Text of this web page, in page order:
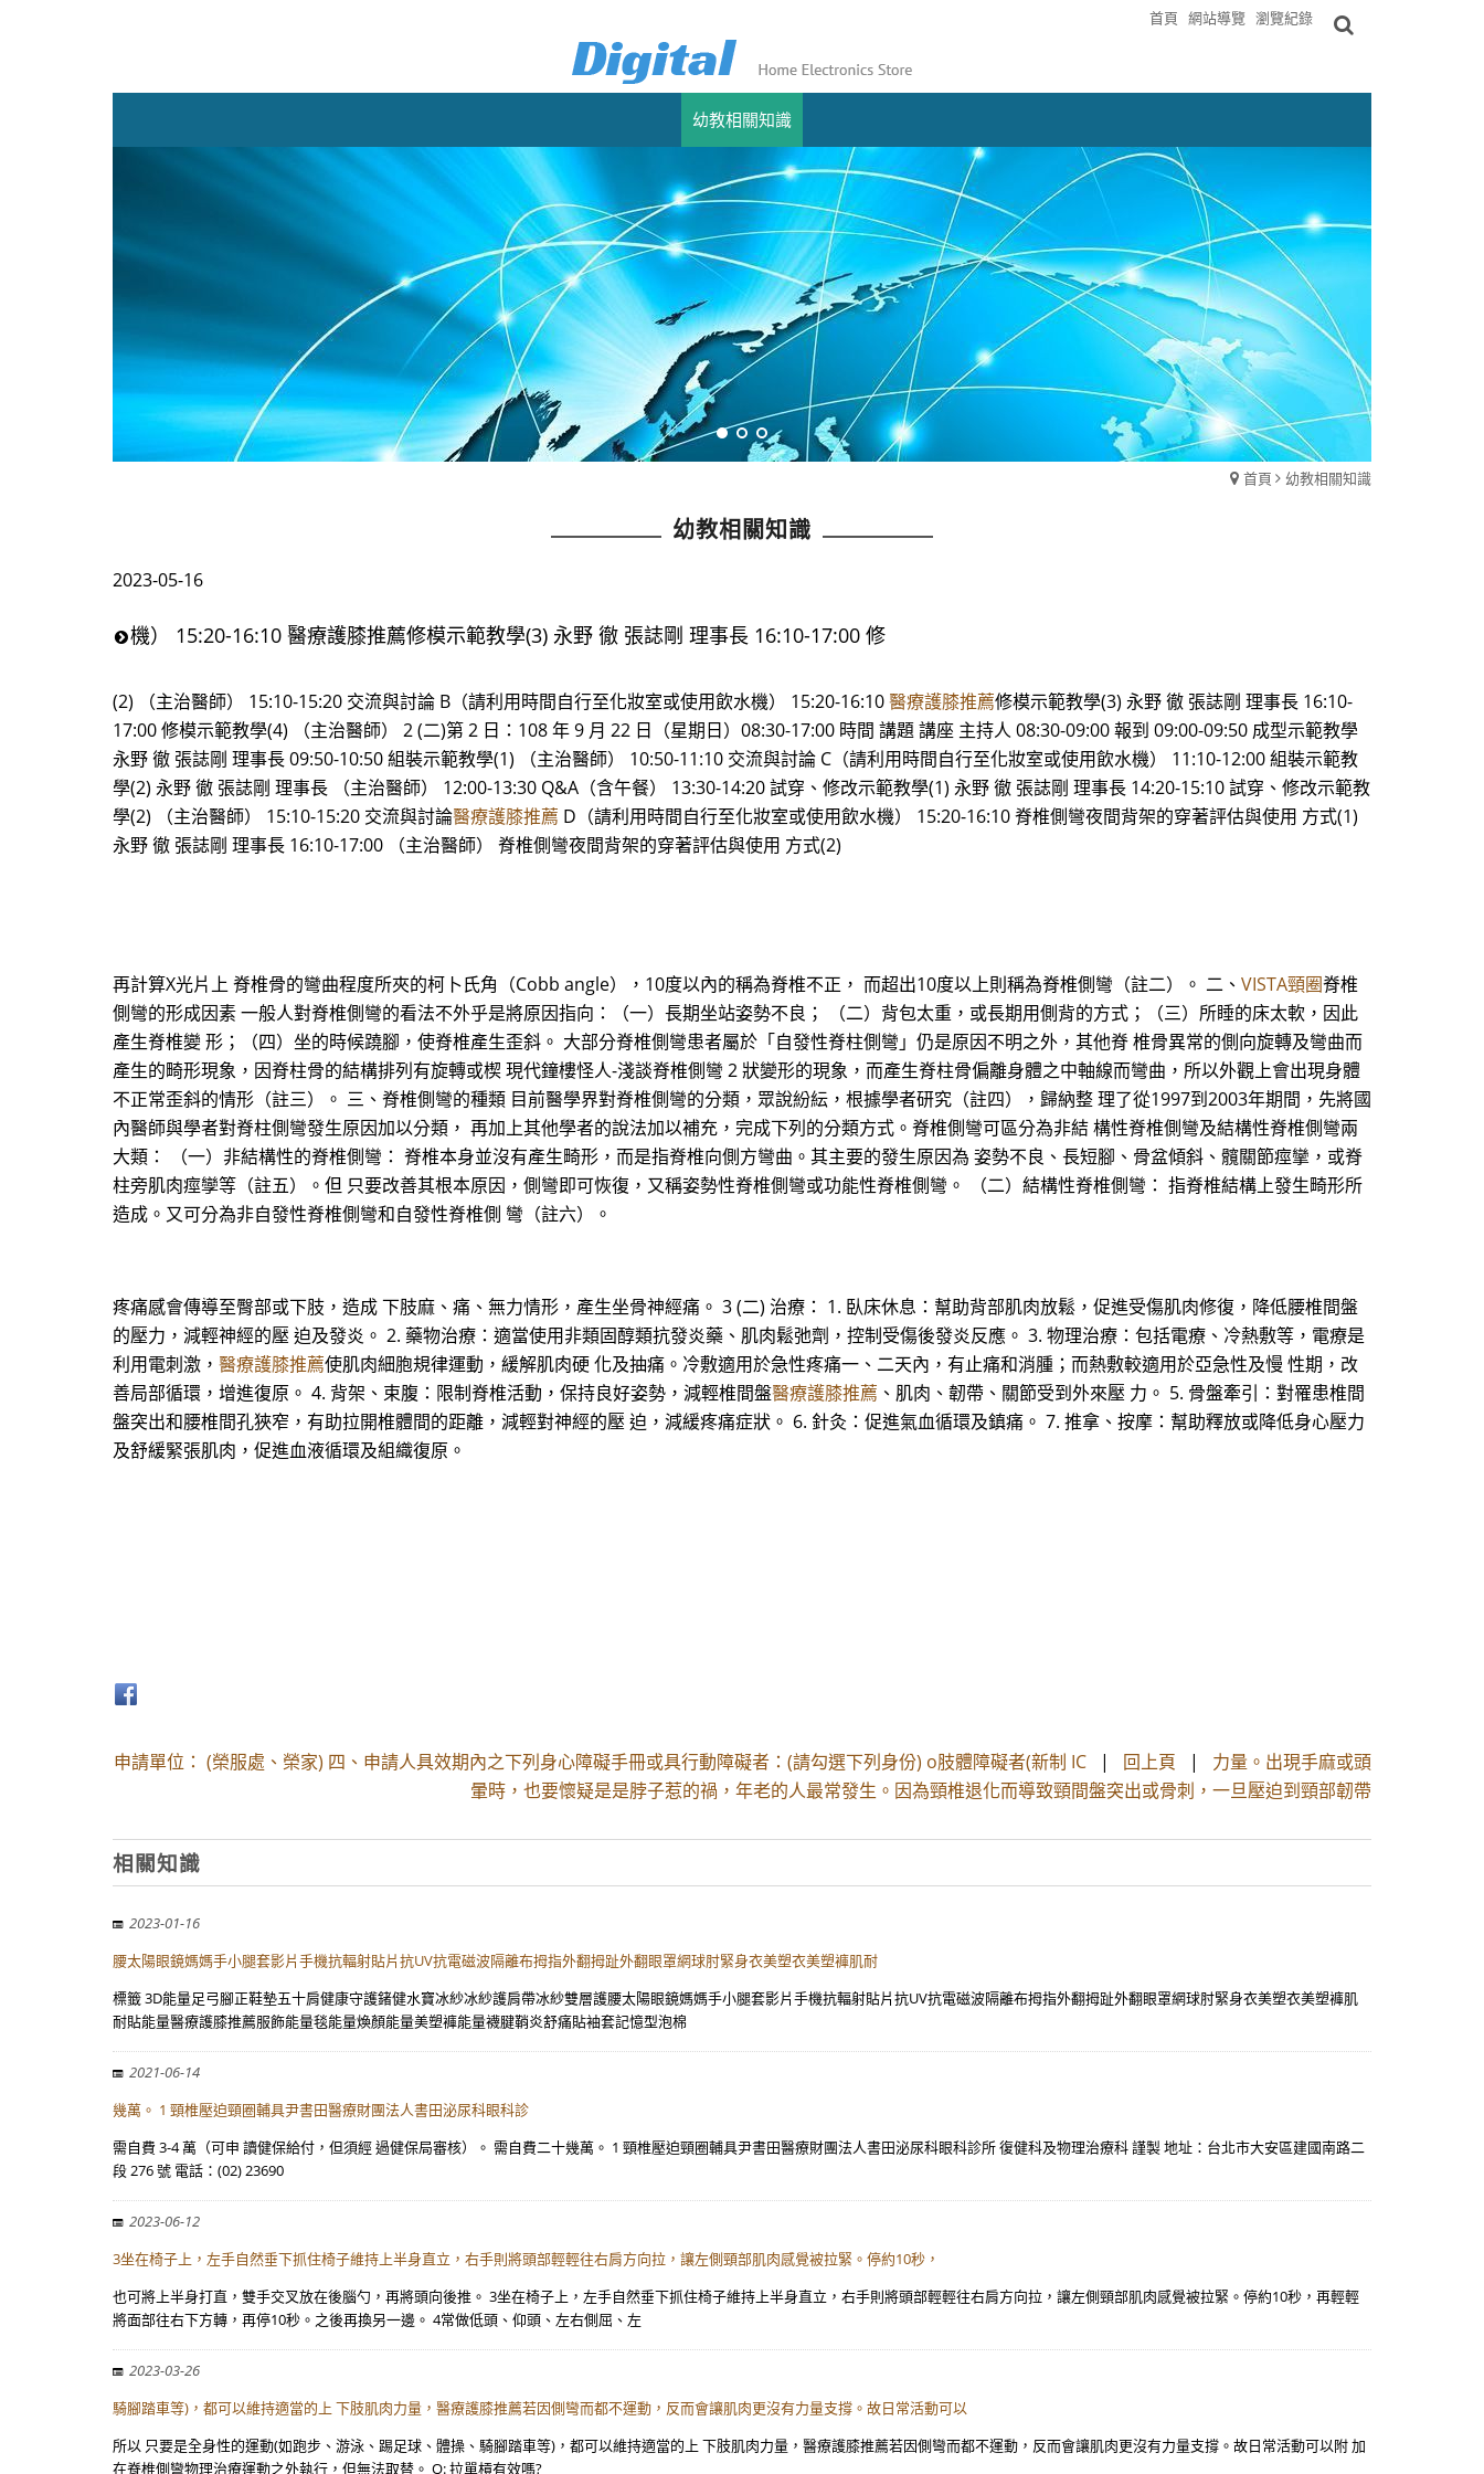
首頁 網站導覽 瀏覽紀錄
幼教相關知識
首頁 幼教相關知識
幼教相關知識
2023-05-16
機） 15:20-16:10 醫療護膝推薦修模示範教學(3) 永野 徹 張誌剛 理事長 16:10-17:00 修
(2) （主治醫師） 15:10-15:20 交流與討論 B（請利用時間自行至化妝室或使用飲水機） 15:20-16:10醫療護膝推薦修模示範教學(3) 永野 徹 張誌剛 理事長 16:10-
17:00 修模示範教學(4) （主治醫師） 2 (二)第 2 日：108 年 9 月 22 日（星期日）08:30-17:00 時間 講題 講座 主持人 08:30-09:00 報到 09:00-09:50 成型示範教學
永野 徹 張誌剛 理事長 09:50-10:50 組裝示範教學(1) （主治醫師） 10:50-11:10 交流與討論 C（請利用時間自行至化妝室或使用飲水機） 11:10-12:00 組裝示範教
學(2) 永野 徹 張誌剛 理事長 （主治醫師） 12:00-13:30 Q&A（含午餐） 13:30-14:20 試穿、修改示範教學(1) 永野 徹 張誌剛 理事長 14:20-15:10 試穿、修改示範教
學(2) （主治醫師） 15:10-15:20 交流與討論醫療護膝推薦 D（請利用時間自行至化妝室或使用飲水機） 15:20-16:10 脊椎側彎夜間背架的穿著評估與使用 方式(1)
永野 徹 張誌剛 理事長 16:10-17:00 （主治醫師） 脊椎側彎夜間背架的穿著評估與使用 方式(2)
再計算X光片上 脊椎骨的彎曲程度所夾的柯卜氏角（Cobb angle），10度以內的稱為脊椎不正， 而超出10度以上則稱為脊椎側彎（註二）。 二、 VISTA頸圈脊椎
側彎的形成因素 一般人對脊椎側彎的看法不外乎是將原因指向：（一）長期坐站姿勢不良； （二）背包太重，或長期用側背的方式；（三）所睡的床太軟，因此
產生脊椎變 形；（四）坐的時候蹺腳，使脊椎產生歪斜。 大部分脊椎側彎患者屬於「自發性脊柱側彎」仍是原因不明之外，其他脊 椎骨異常的側向旋轉及彎曲而
產生的畸形現象，因脊柱骨的結構排列有旋轉或楔 現代鐘樓怪人-淺談脊椎側彎 2 狀變形的現象，而產生脊柱骨偏離身體之中軸線而彎曲，所以外觀上會出現身體
不正常歪斜的情形（註三）。 三、脊椎側彎的種類 目前醫學界對脊椎側彎的分類，眾說紛紜，根據學者研究（註四），歸納整 理了從1997到2003年期間，先將國
內醫師與學者對脊柱側彎發生原因加以分類， 再加上其他學者的說法加以補充，完成下列的分類方式。脊椎側彎可區分為非結 構性脊椎側彎及結構性脊椎側彎兩
大類： （一）非結構性的脊椎側彎： 脊椎本身並沒有產生畸形，而是指脊椎向側方彎曲。其主要的發生原因為 姿勢不良、長短腳、骨盆傾斜、髖關節痙攣，或脊
柱旁肌肉痙孿等（註五）。但 只要改善其根本原因，側彎即可恢復，又稱姿勢性脊椎側彎或功能性脊椎側彎。 （二）結構性脊椎側彎： 指脊椎結構上發生畸形所
造成。又可分為非自發性脊椎側彎和自發性脊椎側 彎（註六）。
疼痛感會傳導至臀部或下肢，造成 下肢麻、痛、無力情形，產生坐骨神經痛。 3 (二) 治療： 1. 臥床休息：幫助背部肌肉放鬆，促進受傷肌肉修復，降低腰椎間盤
的壓力，減輕神經的壓 迫及發炎。 2. 藥物治療：適當使用非類固醇類抗發炎藥、肌肉鬆弛劑，控制受傷後發炎反應。 3. 物理治療：包括電療、冷熱敷等，電療是
利用電刺激， 醫療護膝推薦使肌肉細胞規律運動，緩解肌肉硬 化及抽痛。冷敷適用於急性疼痛一、二天內，有止痛和消腫；而熱敷較適用於亞急性及慢 性期，改
善局部循環，增進復原。 4. 背架、束腹：限制脊椎活動，保持良好姿勢，減輕椎間盤醫療護膝推薦 、肌肉、韌帶、關節受到外來壓 力。 5. 骨盤牽引：對罹患椎間
盤突出和腰椎間孔狹窄，有助拉開椎體間的距離，減輕對神經的壓 迫，減緩疼痛症狀。 6. 針灸：促進氣血循環及鎮痛。 7. 推拿、按摩：幫助釋放或降低身心壓力
及舒緩緊張肌肉，促進血液循環及組織復原。
申請單位： (榮服處、榮家) 四、申請人具效期內之下列身心障礙手冊或具行動障礙者：(請勾選下列身份) o肢體障礙者(新制 IC | 回上頁 | 力量。出現手麻或頭
暈時，也要懷疑是是脖子惹的禍，年老的人最常發生。因為頸椎退化而導致頸間盤突出或骨刺，一旦壓迫到頸部韌帶
相關知識
2023-01-16
腰太陽眼鏡媽媽手小腿套影片手機抗輻射貼片抗UV抗電磁波隔離布拇指外翻拇趾外翻眼罩網球肘緊身衣美塑衣美塑褲肌耐
標籤 3D能量足弓腳正鞋墊五十肩健康守護鍺健水寶冰紗冰紗護肩帶冰紗雙層護腰太陽眼鏡媽媽手小腿套影片手機抗輻射貼片抗UV抗電磁波隔離布拇指外翻拇趾外翻眼罩網球肘緊身衣美塑衣美塑褲肌
耐貼能量醫療護膝推薦服飾能量毯能量煥顏能量美塑褲能量襪腱鞘炎舒痛貼袖套記憶型泡棉
2021-06-14
幾萬。 1 頸椎壓迫頸圈輔具尹書田醫療財團法人書田泌尿科眼科診
需自費 3-4 萬（可申 讀健保給付，但須經 過健保局審核）。 需自費二十幾萬。 1 頸椎壓迫頸圈輔具尹書田醫療財團法人書田泌尿科眼科診所 復健科及物理治療科 謹製 地址：台北市大安區建國南路二
段 276 號 電話：(02) 23690
2023-06-12
3坐在椅子上，左手自然垂下抓住椅子維持上半身直立，右手則將頭部輕輕往右肩方向拉，讓左側頸部肌肉感覺被拉緊。停約10秒，
也可將上半身打直，雙手交叉放在後腦勺，再將頭向後推。 3坐在椅子上，左手自然垂下抓住椅子維持上半身直立，右手則將頭部輕輕往右肩方向拉，讓左側頸部肌肉感覺被拉緊。停約10秒，再輕輕
將面部往右下方轉，再停10秒。之後再換另一邊。 4常做低頭、仰頭、左右側屈、左
2023-03-26
騎腳踏車等)，都可以維持適當的上 下肢肌肉力量，醫療護膝推薦若因側彎而都不運動，反而會讓肌肉更沒有力量支撐。故日常活動可以
所以 只要是全身性的運動(如跑步、游泳、踢足球、體操、騎腳踏車等)，都可以維持適當的上 下肢肌肉力量，醫療護膝推薦若因側彎而都不運動，反而會讓肌肉更沒有力量支撐。故日常活動可以附 加
在脊椎側彎物理治療運動之外執行，但無法取替。 Q: 拉單槓有效嗎?